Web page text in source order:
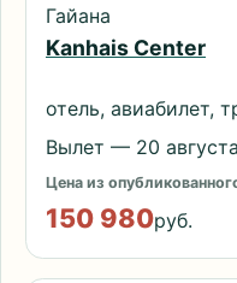
Гайана
Kanhais Center
отель, авиабилет,
Вылет — 20
Цена из
150 980руб.